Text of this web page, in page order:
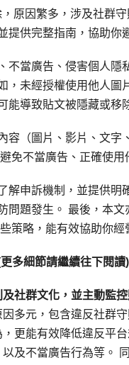
原因繁多，涉及社群
提供完整指南，協助你
不當廣告、侵害個人
，未經授權使用他人
能導致貼文被隱藏或移
容（圖片、影片、文
免不當廣告、正確使
解申訴機制，並提供
問題發生。 最後，本
策略，能有效協助你
多細節請繼續往下閱讀)
社群文化，並主動監控
多元，包含違反社群
更能有效降低違反平
及不當廣告行為等。